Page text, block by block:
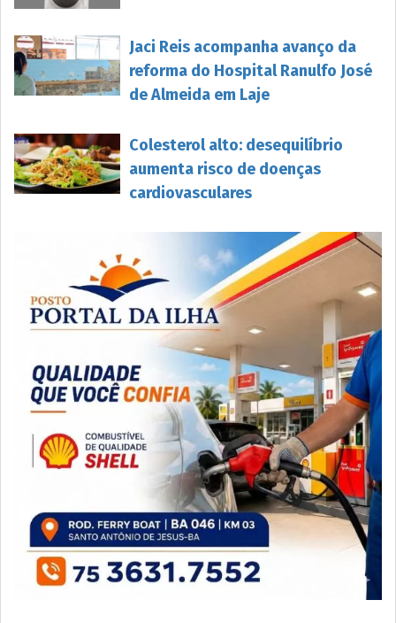
Jaci Reis acompanha avanço da
reforma do Hospital Ranulfo José
de Almeida em Laje
Colesterol alto: desequilíbrio
aumenta risco de doenças
cardiovasculares